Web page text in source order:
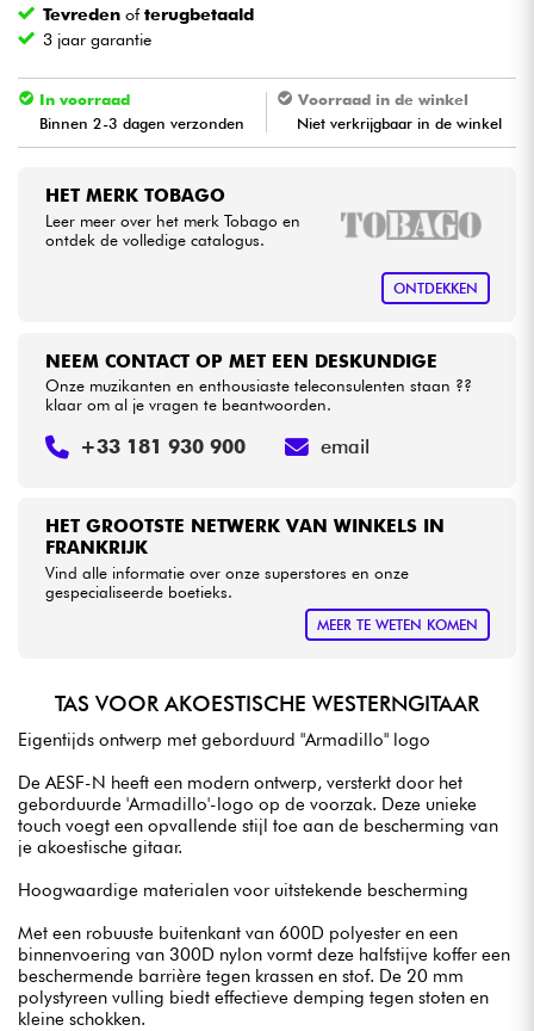
Viool & Quatuor
Kinderen
HiFi
Bekijk onze merken
Tevreden ofterugbetaald
3 jaar garantie
In voorraad
Binnen 2-3 dagen verzonden
Voorraad in de winkel
Niet verkrijgbaar in de winkel
HET MERK TOBAGO
Leer meer over het merk Tobago en
ontdek de volledige catalogus.
ONTDEKKEN
HET GROOTSTE NETWERK VAN WINKELS IN
FRANKRIJK
Vind alle informatie over onze superstores en onze
gespecialiseerde boetieks.
MEER TE WETEN KOMEN
NEEM CONTACT OP MET EEN DESKUNDIGE
Onze muzikanten en enthousiaste teleconsulenten staan ??
klaar om al je vragen te beantwoorden.
+33 181 930 900 email
TAS VOOR AKOESTISCHE WESTERNGITAAR
Eigentijds ontwerp met geborduurd "Armadillo" logo
De AESF-N heeft een modern ontwerp, versterkt door het
geborduurde 'Armadillo'-logo op de voorzak. Deze unieke
touch voegt een opvallende stijl toe aan de bescherming van
je akoestische gitaar.
Hoogwaardige materialen voor uitstekende bescherming
Met een robuuste buitenkant van 600D polyester en een
binnenvoering van 300D nylon vormt deze halfstijve koffer een
beschermende barrière tegen krassen en stof. De 20 mm
polystyreen vulling biedt effectieve demping tegen stoten en
kleine schokken.